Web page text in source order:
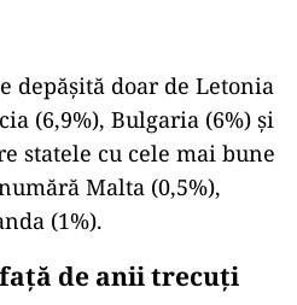
depășită doar de Letonia
(6,9%), Bulgaria (6%) și
statele cu cele mai bune
Malta (0,5%),
(1%).
de anii trecuți